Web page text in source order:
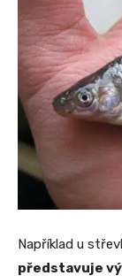
Například u
představuje